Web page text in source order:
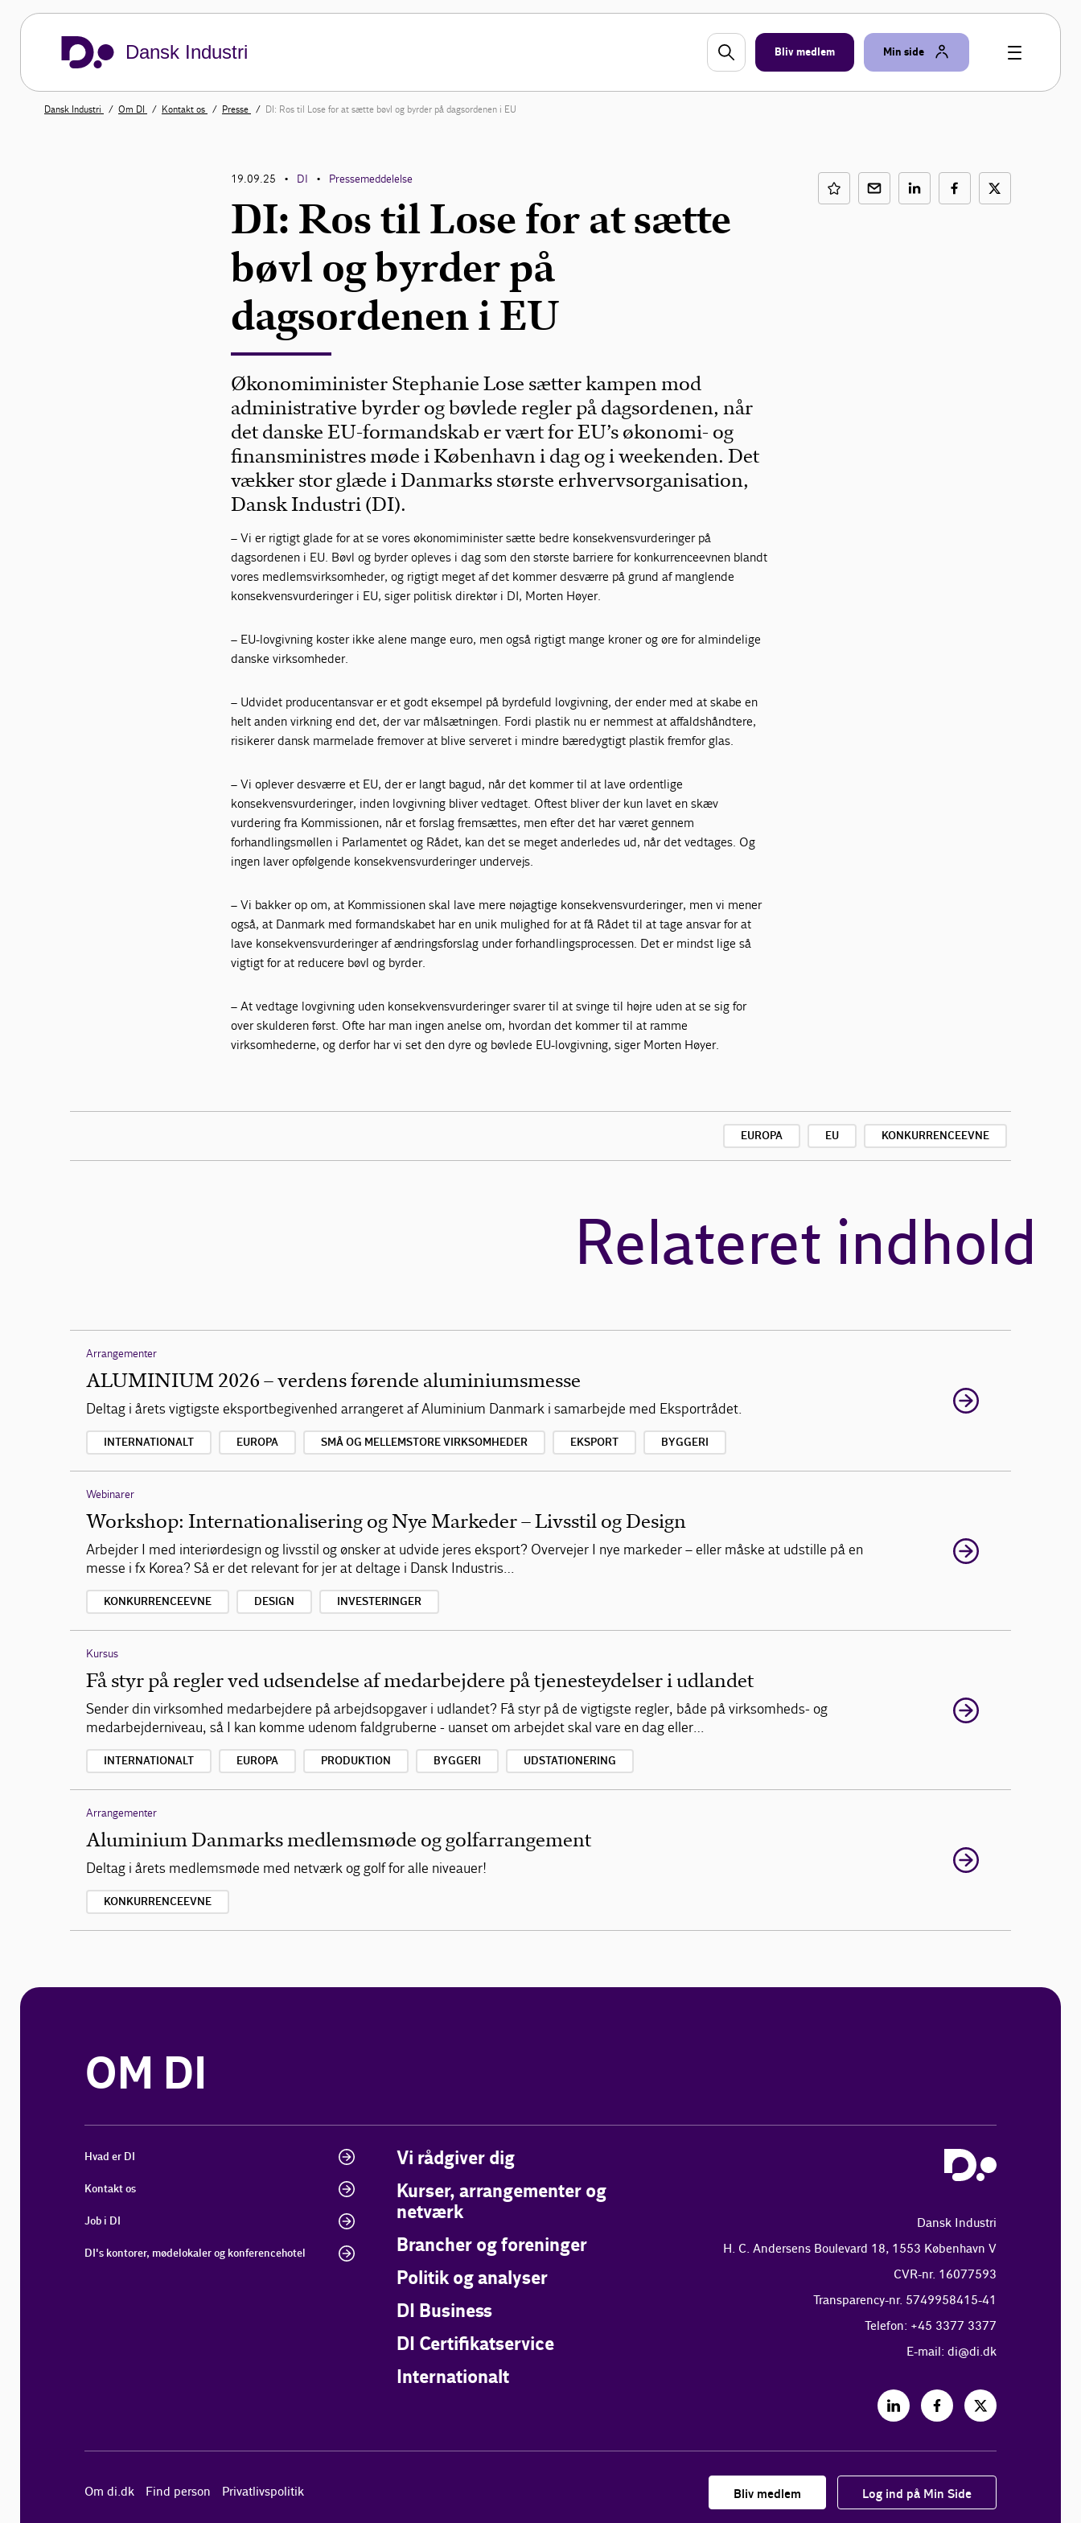
Dansk Industri Bliv medlem Min side
Dansk Industri Om DI Kontakt os Presse DI: Ros til Lose for at sætte bøvl og byrder på dagsordenen i EU
19.09.25 • DI • Pressemeddelelse
DI: Ros til Lose for at sætte
bøvl og byrder på
dagsordenen i EU
Økonomiminister Stephanie Lose sætter kampen mod
administrative byrder og bøvlede regler på dagsordenen, når
det danske EU-formandskab er vært for EU’s økonomi- og
finansministres møde i København i dag og i weekenden. Det
vækker stor glæde i Danmarks største erhvervsorganisation,
Dansk Industri (DI).
– Vi er rigtigt glade for at se vores økonomiminister sætte bedre konsekvensvurderinger på
dagsordenen i EU. Bøvl og byrder opleves i dag som den største barriere for konkurrenceevnen blandt
vores medlemsvirksomheder, og rigtigt meget af det kommer desværre på grund af manglende
konsekvensvurderinger i EU, siger politisk direktør i DI, Morten Høyer.
– EU-lovgivning koster ikke alene mange euro, men også rigtigt mange kroner og øre for almindelige
danske virksomheder.
– Udvidet producentansvar er et godt eksempel på byrdefuld lovgivning, der ender med at skabe en
helt anden virkning end det, der var målsætningen. Fordi plastik nu er nemmest at affaldshåndtere,
risikerer dansk marmelade fremover at blive serveret i mindre bæredygtigt plastik fremfor glas.
– Vi oplever desværre et EU, der er langt bagud, når det kommer til at lave ordentlige
konsekvensvurderinger, inden lovgivning bliver vedtaget. Oftest bliver der kun lavet en skæv
vurdering fra Kommissionen, når et forslag fremsættes, men efter det har været gennem
forhandlingsmøllen i Parlamentet og Rådet, kan det se meget anderledes ud, når det vedtages. Og
ingen laver opfølgende konsekvensvurderinger undervejs.
– Vi bakker op om, at Kommissionen skal lave mere nøjagtige konsekvensvurderinger, men vi mener
også, at Danmark med formandskabet har en unik mulighed for at få Rådet til at tage ansvar for at
lave konsekvensvurderinger af ændringsforslag under forhandlingsprocessen. Det er mindst lige så
vigtigt for at reducere bøvl og byrder.
– At vedtage lovgivning uden konsekvensvurderinger svarer til at svinge til højre uden at se sig for
over skulderen først. Ofte har man ingen anelse om, hvordan det kommer til at ramme
virksomhederne, og derfor har vi set den dyre og bøvlede EU-lovgivning, siger Morten Høyer.
EUROPA EU KONKURRENCEEVNE
Relateret indhold
Arrangementer
ALUMINIUM 2026 – verdens førende aluminiumsmesse
Deltag i årets vigtigste eksportbegivenhed arrangeret af Aluminium Danmark i samarbejde med Eksportrådet.
INTERNATIONALT EUROPA SMÅ OG MELLEMSTORE VIRKSOMHEDER EKSPORT BYGGERI
Webinarer
Workshop: Internationalisering og Nye Markeder – Livsstil og Design
Arbejder I med interiørdesign og livsstil og ønsker at udvide jeres eksport? Overvejer I nye markeder – eller måske at udstille på en
messe i fx Korea? Så er det relevant for jer at deltage i Dansk Industris…
KONKURRENCEEVNE DESIGN INVESTERINGER
Kursus
Få styr på regler ved udsendelse af medarbejdere på tjenesteydelser i udlandet
Sender din virksomhed medarbejdere på arbejdsopgaver i udlandet? Få styr på de vigtigste regler, både på virksomheds- og
medarbejderniveau, så I kan komme udenom faldgruberne - uanset om arbejdet skal vare en dag eller…
INTERNATIONALT EUROPA PRODUKTION BYGGERI UDSTATIONERING
Arrangementer
Aluminium Danmarks medlemsmøde og golfarrangement
Deltag i årets medlemsmøde med netværk og golf for alle niveauer!
KONKURRENCEEVNE
OM DI
Hvad er DI
Kontakt os
Job i DI
DI's kontorer, mødelokaler og konferencehotel
Vi rådgiver dig
Kurser, arrangementer og
netværk
Brancher og foreninger
Politik og analyser
DI Business
DI Certifikatservice
Internationalt
Dansk Industri
H. C. Andersens Boulevard 18, 1553 København V
CVR-nr. 16077593
Transparency-nr. 5749958415-41
Telefon: +45 3377 3377
E-mail: di@di.dk
Om di.dk Find person Privatlivspolitik Bliv medlem Log ind på Min Side